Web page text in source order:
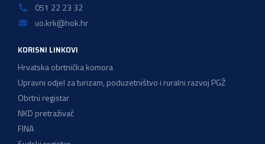
051 22 23 32
uo.krk@hok.hr
KORISNI LINKOVI
Hrvatska obrtnička komora
Upravni odjel za turizam, poduzetništvo i ruralni razvoj PGŽ
Obrtni registar
NKD pretraživač
FINA